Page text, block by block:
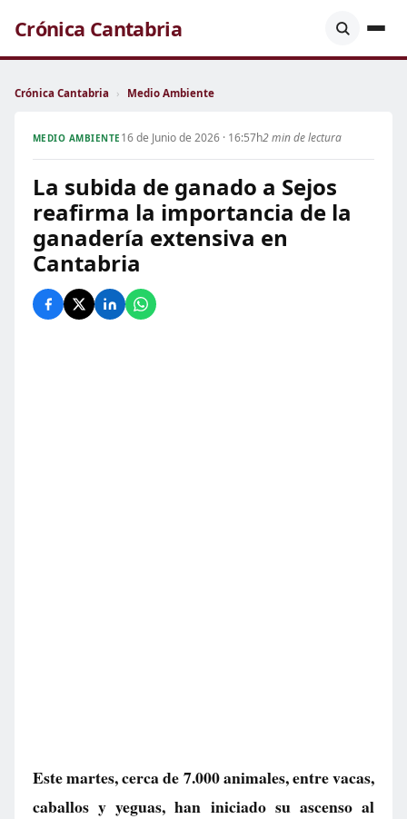
Crónica Cantabria
Crónica Cantabria › Medio Ambiente
MEDIO AMBIENTE 16 de Junio de 2026 · 16:57h2 min de lectura
La subida de ganado a Sejos
reafirma la importancia de la
ganadería extensiva en
Cantabria
Este martes, cerca de 7.000 animales, entre vacas,
caballos y yeguas, han iniciado su ascenso al